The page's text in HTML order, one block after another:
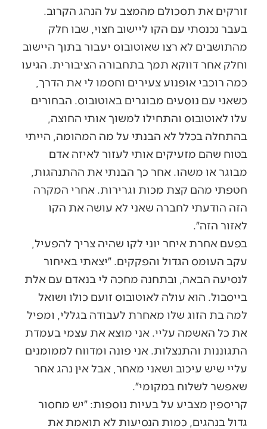
זורקים את תסכולם מהמצב על הנהג הקרוב.
בעבר נכנסתי עם הקו ליישוב חצוי, שבו חלק
מהתושבים לא רצו שאוטובוס יעבור בתוך היישוב
וחלק אחר דווקא תמך בתחבורה הציבורית. הגיעו
כמה רוכבי אופנוע צעירים וחסמו לי את הדרך,
כשאני עם נוסעים מבוגרים באוטובוס. הבחורים
עלו לאוטובוס והתחילו למשוך אותי החוצה,
בהתחלה בכלל לא הבנתי על מה המהומה, הייתי
בטוח שהם מזעיקים אותי לעזור לאיזה אדם
מבוגר או משהו. אחר כך הבנתי את ההתנהגות,
חטפתי מהם קצת מכות וגרירות. אחרי המקרה
הזה הודעתי לחברה שאני לא עושה את הקו
לאזור הזה״.
בפעם אחרת איחר יוני לקו שהיה צריך להפעיל,
עקב העומס הגדול והפקקים. ״יצאתי באיחור
לנסיעה הבאה, ובתחנה מחכה לי בנאדם עם אלת
בייסבול. הוא עולה לאוטובוס זועם כולו ושואל
למה בת הזוג שלו מאחרת לעבודה בגללי, ומפיל
את כל האשמה עליי. אני מוצא את עצמי בעמדת
התגוננות והתנצלות. אני פונה ומדווח לממומנים
עליי שיש עיכוב ושאני מאחר, אבל אין נהג אחר
שאפשר לשלוח במקומי״.
קריספין מצביע על בעיות נוספות: ״יש מחסור
גדול בנהגים, כמות הנסיעות לא תואמת את